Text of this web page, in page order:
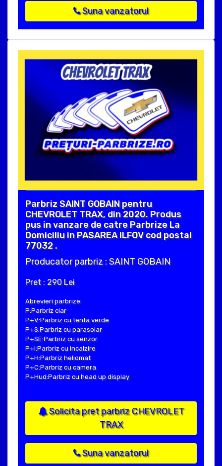
Suna vanzatorul
Parbriz SAINT GOBAIN pentru
CHEVROLET TRAX, din 2020. Produs
pus in vanzare de catre Parbrize La
Domiciliu in PASAREA ILFOV cod postal
77032 .
Producator parbriz : SAINT GOBAIN
Pret : 290 Lei
Abrevieri parbrize:
P:Parbriz clar
P+V:Parbriz cu tenta verde
P+S:Parbriz cu parasolar
P+SE:Parbriz cu senzor
P+I:Parbriz cu incalzire
P+H:Parbriz heliomat
P+C:Parbriz cu camera
P+Hud:Parbriz cu head up display
Solicita pret parbriz CHEVROLET
TRAX
Suna vanzatorul